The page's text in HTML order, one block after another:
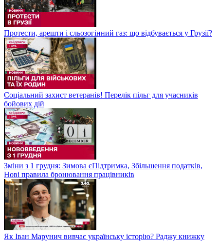
Протести, арешти і сльозогінний газ: що відбувається у Грузії?
Соціальний захист ветеранів! Перелік пільг для учасників
бойових дій
Зміни з 1 грудня: Зимова єПідтримка, Збільшення податків,
Нові правила бронювання працівників
Як Іван Марунич вивчає українську історію? Раджу книжку